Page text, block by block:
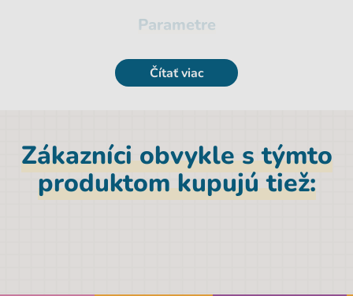
Parametre
Hmotnosť netto [kg]
Značka
Paso
Šírka obalu
12 cm
Čítať viac
Zákazníci obvykle s týmto
produktom kupujú tiež: